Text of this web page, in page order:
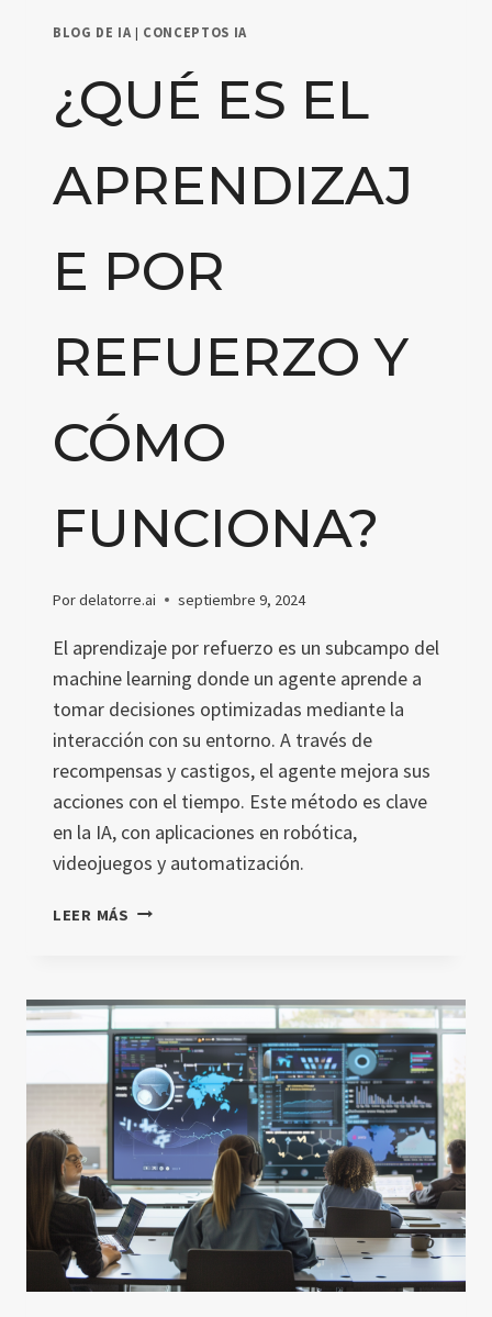
BLOG DE IA | CONCEPTOS IA
¿QUÉ ES EL
APRENDIZAJ
E POR
REFUERZO Y
CÓMO
FUNCIONA?
Pordelatorre.ai septiembre 9, 2024
El aprendizaje por refuerzo es un subcampo del
machine learning donde un agente aprende a
tomar decisiones optimizadas mediante la
interacción con su entorno. A través de
recompensas y castigos, el agente mejora sus
acciones con el tiempo. Este método es clave
en la IA, con aplicaciones en robótica,
videojuegos y automatización.
LEER MÁS ¿QUÉ
POR
REFUERZO
Y
CÓMO
FUNCIONA?